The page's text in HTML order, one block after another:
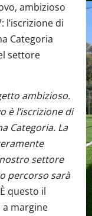
ambizioso
l’iscrizione di
Categoria
settore
ambizioso.
è l’iscrizione di
Categoria. La
settore
percorso sarà
questo il
margine